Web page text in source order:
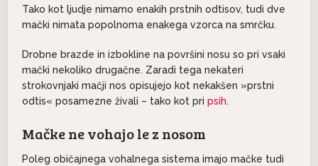
Tako kot ljudje nimamo enakih prstnih odtisov, tudi dve
mački nimata popolnoma enakega vzorca na smrčku.
Drobne brazde in izbokline na površini nosu so pri vsaki
mački nekoliko drugačne. Zaradi tega nekateri
strokovnjaki mačji nos opisujejo kot nekakšen »prstni
odtis« posamezne živali – tako kot pripsih.
Mačke ne vohajo le z nosom
Poleg običajnega vohalnega sistema imajo mačke tudi